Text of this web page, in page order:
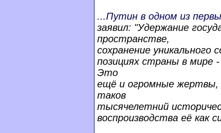
...Путин в одном из
заявил: "Удержание
пространстве,
сохранение уникального
позициях страны в мире
Это
ещё и огромные жертвы,
таков
тысячелетний
воспроизводства её как